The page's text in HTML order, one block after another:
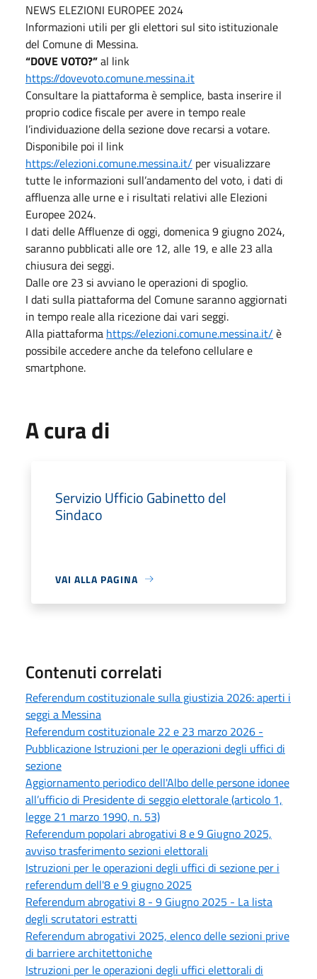
NEWS ELEZIONI EUROPEE 2024
Informazioni utili per gli elettori sul sito istituzionale
del Comune di Messina.
“DOVE VOTO?”al link
https://dovevoto.comune.messina.it
Consultare la piattaforma è semplice, basta inserire il
proprio codice fiscale per avere in tempo reale
l’individuazione della sezione dove recarsi a votare.
Disponibile poi il link
https://elezioni.comune.messina.it/ per visualizzare
tutte le informazioni sull’andamento del voto, i dati di
affluenza alle urne e i risultati relativi alle Elezioni
Europee 2024.
I dati delle Affluenze di oggi, domenica 9 giugno 2024,
saranno pubblicati alle ore 12, alle 19, e alle 23 alla
chiusura dei seggi.
Dalle ore 23 si avviano le operazioni di spoglio.
I dati sulla piattaforma del Comune saranno aggiornati
in tempo reale alla ricezione dai vari seggi.
Alla piattaforma https://elezioni.comune.messina.it/ è
possibile accedere anche da telefono cellulare e
smartphone.
A cura di
Servizio Ufficio Gabinetto del
Sindaco
VAI ALLA PAGINA
Contenuti correlati
Referendum costituzionale sulla giustizia 2026: aperti i
seggi a Messina
Referendum costituzionale 22 e 23 marzo 2026 -
Pubblicazione Istruzioni per le operazioni degli uffici di
sezione
Aggiornamento periodico dell'Albo delle persone idonee
all’ufficio di Presidente di seggio elettorale (articolo 1,
legge 21 marzo 1990, n. 53)
Referendum popolari abrogativi 8 e 9 Giugno 2025,
avviso trasferimento sezioni elettorali
Istruzioni per le operazioni degli uffici di sezione per i
referendum dell'8 e 9 giugno 2025
Referendum abrogativi 8 - 9 Giugno 2025 - La lista
degli scrutatori estratti
Referendum abrogativi 2025, elenco delle sezioni prive
di barriere architettoniche
Istruzioni per le operazioni degli uffici elettorali di